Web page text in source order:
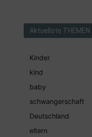
Aktuellste THEMEN
Kinder
kind
baby
schwangerschaft
Deutschland
eltern